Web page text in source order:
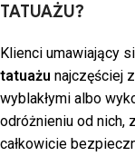
TATUAŻU?
Klienci umawiający
tatuażu najczęściej
wyblakłymi albo
odróżnieniu od nich,
całkowicie